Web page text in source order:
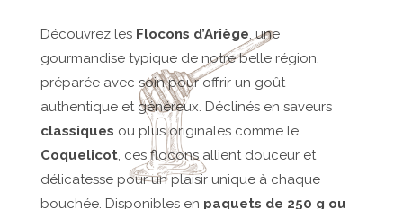
Découvrez les Flocons d’Ariège, une
gourmandise typique de notre belle région,
préparée avec soin pour offrir un goût
authentique et généreux. Déclinés en saveurs
classiques ou plus originales comme le
Coquelicot, ces flocons allient douceur et
délicatesse pour un plaisir unique à chaque
bouchée. Disponibles en paquets de 250 g ou